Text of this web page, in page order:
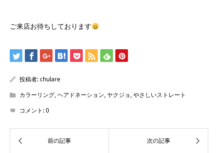
ご来店お待ちしております
投稿者:chulare
カラーリング,ヘアドネーション, ヤクジョ,やさしいストレート
コメント:0